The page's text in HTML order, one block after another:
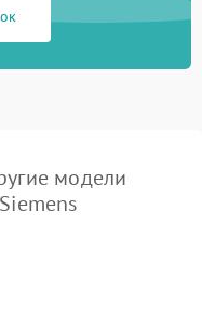
модели